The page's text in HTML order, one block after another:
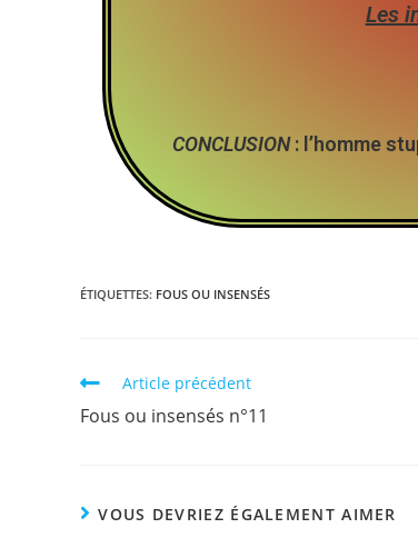
Les
CONCLUSION: l’homme
ÉTIQUETTES: FOUS OU INSENSÉS
Article précédent
Fous ou insensés n°11
VOUS DEVRIEZ ÉGALEMENT AIMER